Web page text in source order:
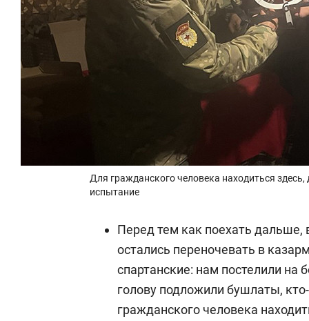
Для гражданского человека находиться
испытание
Перед тем как поехать
остались переночевать в
спартанские: нам постелили
голову подложили бушлаты,
гражданского человека